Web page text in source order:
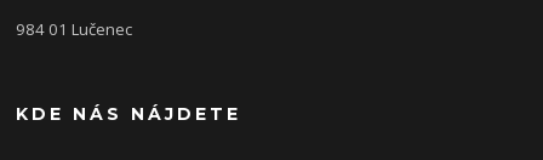
984 01 Lučenec
KDE NÁS NÁJDETE